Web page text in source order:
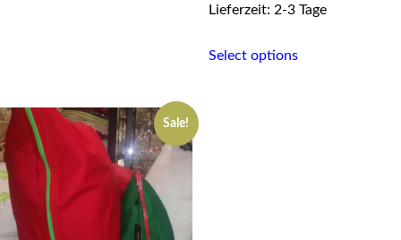
Lieferzeit: 2-3 Tage
Select optionsproduct
Sale!